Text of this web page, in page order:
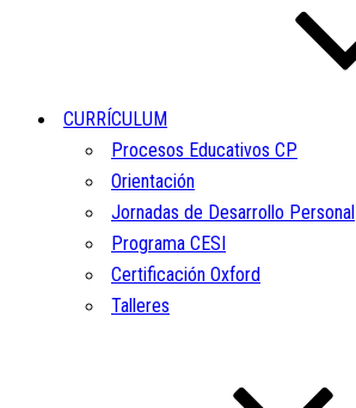
CURRÍCULUM
Procesos Educativos CP
Orientación
Jornadas de Desarrollo Personal
Programa CESI
Certificación Oxford
Talleres